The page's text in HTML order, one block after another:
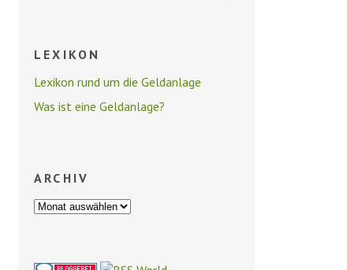
LEXIKON
Lexikon rund um die Geldanlage
Was ist eine Geldanlage?
ARCHIV